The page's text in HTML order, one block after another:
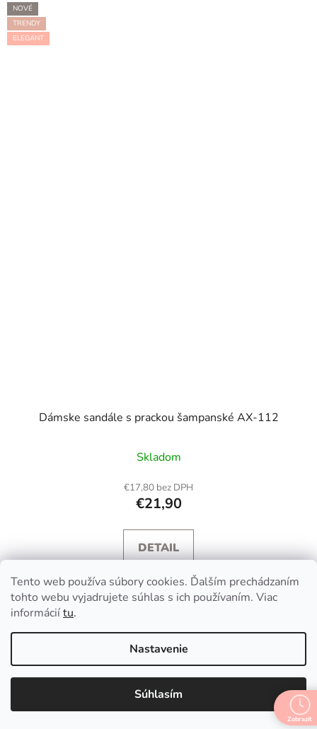
Tento web používa súbory cookies. Ďalším prechádzaním
tohto webu vyjadrujete súhlas s ich používaním. Viac
informáciítu.
Nastavenie
Súhlasím
NOVÉ
TRENDY
ELEGANT
Dámske sandále s prackou šampanské AX-112
Skladom
€17,80 bez DPH
€21,90
DETAIL
Šampanské spoločenské sandále s otvorenou špičkou a
36
TRENDY
Zobraziť